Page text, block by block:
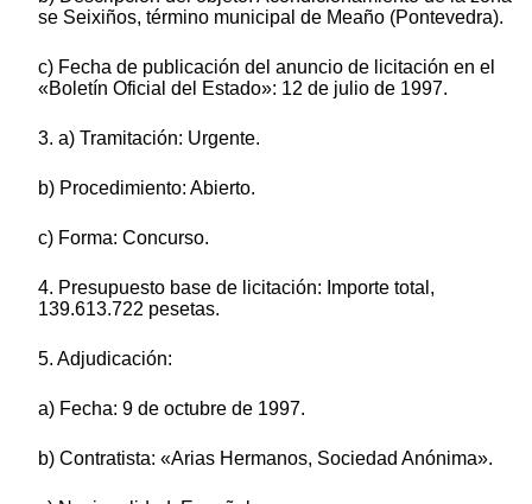
se Seixiños, término municipal de Meaño (Pontevedra).
c) Fecha de publicación del anuncio de licitación en el
«Boletín Oficial del Estado»: 12 de julio de 1997.
3. a) Tramitación: Urgente.
b) Procedimiento: Abierto.
c) Forma: Concurso.
4. Presupuesto base de licitación: Importe total,
139.613.722 pesetas.
5. Adjudicación:
a) Fecha: 9 de octubre de 1997.
b) Contratista: «Arias Hermanos, Sociedad Anónima».